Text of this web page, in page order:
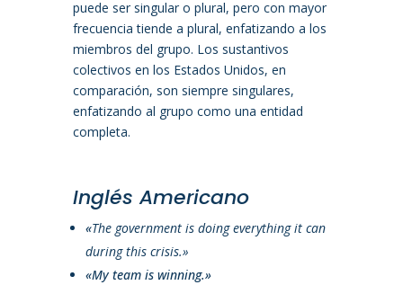
puede ser singular o plural, pero con mayor
frecuencia tiende a plural, enfatizando a los
miembros del grupo. Los sustantivos
colectivos en los Estados Unidos, en
comparación, son siempre singulares,
enfatizando al grupo como una entidad
completa.
Inglés Americano
«The government is doing everything it can
during this crisis.»
«My team is winning.»